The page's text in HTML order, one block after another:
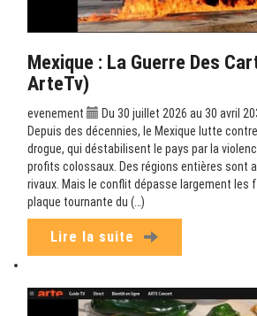
Mexique : La Guerre Des
ArteTv)
evenement
Du 30 juillet 2026 au 30 avril
Depuis des décennies, le Mexique lutte
drogue, qui déstabilisent le pays par la
profits colossaux. Des régions entières sont
rivaux. Mais le conflit dépasse largement les
plaque tournante du (…)
Lire la suite